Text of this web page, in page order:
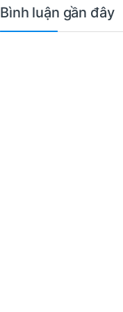
Bình luận gần đây